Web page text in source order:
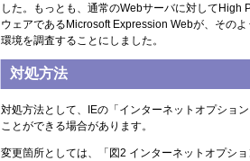
した。もっとも、通常のWebサーバに対してHigh
ウェアであるMicrosoft Expression Webが、その
環境を調査することにしました。
対処方法
対処方法として、IEの「インターネットオプショ
ことができる場合があります。
変更箇所としては、「図2 インターネットオプシ